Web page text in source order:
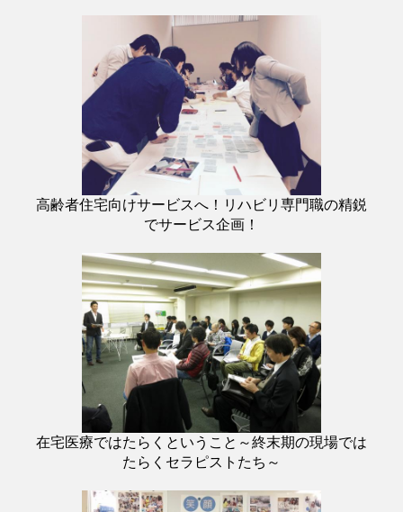
高齢者住宅向けサービスへ！リハビリ専門職の精鋭
でサービス企画！
在宅医療ではたらくということ～終末期の現場では
たらくセラピストたち～